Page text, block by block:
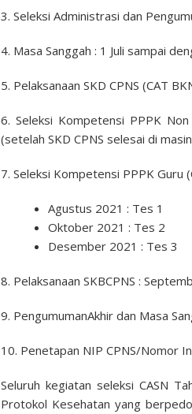
3. Seleksi Administrasi dan
4. Masa Sanggah : 1 Juli sampai
5. Pelaksanaan SKD CPNS (CAT
6.Seleksi Kompetensi PPPK
(setelah SKD CPNS selesai di
7. Seleksi Kompetensi PPPK Guru
Agustus 2021 : Tes 1
Oktober 2021 : Tes 2
Desember 2021 : Tes 3
8. Pelaksanaan SKBCPNS :
9. PengumumanAkhir dan Masa
10. Penetapan NIP CPNS/Nomor
Seluruh kegiatan seleksi CASN
Protokol Kesehatanyang